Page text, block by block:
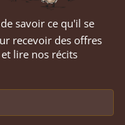
savoir ce qu'il se
recevoir des offres
lire nos récits